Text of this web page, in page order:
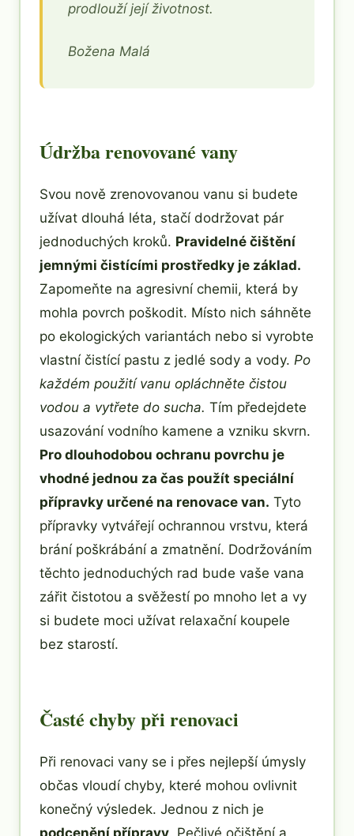
prodlouží její životnost.
Božena Malá
Údržba renovované vany
Svou nově zrenovovanou vanu si budete
užívat dlouhá léta, stačí dodržovat pár
jednoduchých kroků. Pravidelné čištění
jemnými čistícími prostředky je základ.
Zapomeňte na agresivní chemii, která by
mohla povrch poškodit. Místo nich sáhněte
po ekologických variantách nebo si vyrobte
vlastní čistící pastu z jedlé sody a vody. Po
každém použití vanu opláchněte čistou
vodou a vytřete do sucha. Tím předejdete
usazování vodního kamene a vzniku skvrn.
Pro dlouhodobou ochranu povrchu je
vhodné jednou za čas použít speciální
přípravky určené na renovace van. Tyto
přípravky vytvářejí ochrannou vrstvu, která
brání poškrábání a zmatnění. Dodržováním
těchto jednoduchých rad bude vaše vana
zářit čistotou a svěžestí po mnoho let a vy
si budete moci užívat relaxační koupele
bez starostí.
Časté chyby při renovaci
Při renovaci vany se i přes nejlepší úmysly
občas vloudí chyby, které mohou ovlivnit
konečný výsledek. Jednou z nich je
podcenění přípravy . Pečlivé očištění a